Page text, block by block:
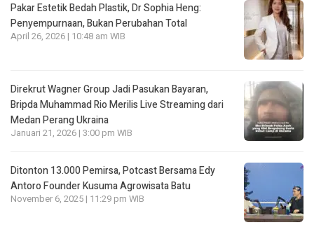
Pakar Estetik Bedah Plastik, Dr Sophia Heng:
Penyempurnaan, Bukan Perubahan Total
April 26, 2026 | 10:48 am WIB
Direkrut Wagner Group Jadi Pasukan Bayaran,
Bripda Muhammad Rio Merilis Live Streaming dari
Medan Perang Ukraina
Januari 21, 2026 | 3:00 pm WIB
Ditonton 13.000 Pemirsa, Potcast Bersama Edy
Antoro Founder Kusuma Agrowisata Batu
November 6, 2025 | 11:29 pm WIB